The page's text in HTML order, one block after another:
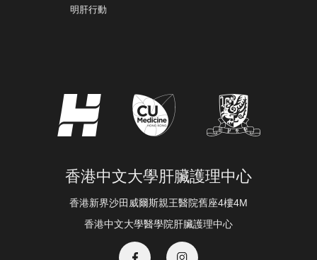
明肝行動
香港中文大學肝臟護理中心
香港新界沙田威爾斯親王醫院舊座4樓4M
香港中文大學醫學院肝臟護理中心